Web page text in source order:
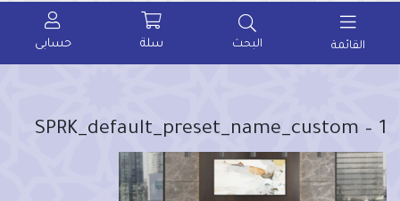
القائمة البحث سلة حسابى
SPRK_default_preset_name_custom – 1